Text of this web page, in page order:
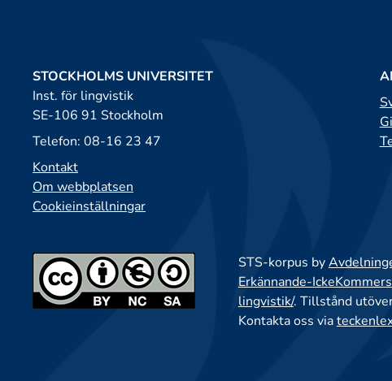
STOCKHOLMS UNIVERSITET
Inst. för lingvistik
SE-106 91 Stockholm
Telefon: 08-16 23 47
Kontakt
Om webbplatsen
Cookieinställningar
STS-korpus by
Erkännande-
lingvistik/. Tillstånd
Kontakta oss via